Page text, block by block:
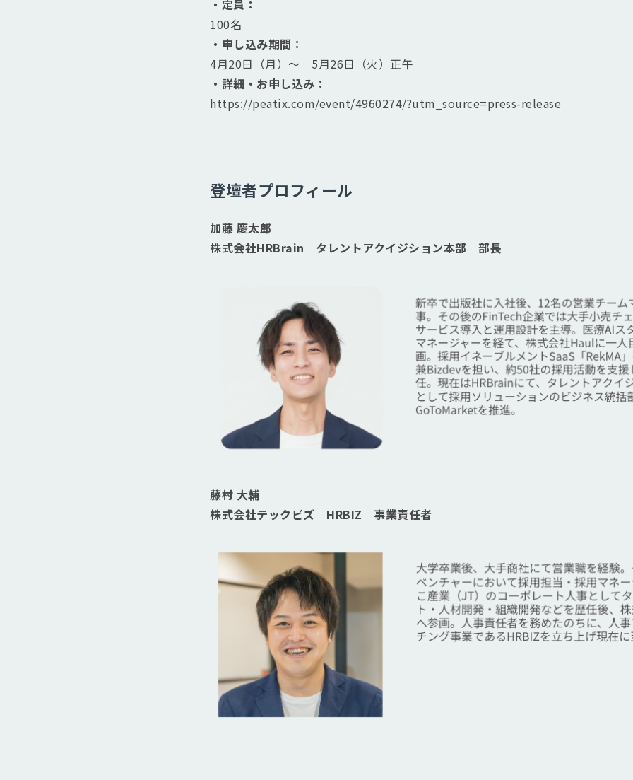
・定員：
100名
・申し込み期間：
4月20日（月）〜 5月26日（火）正午
・詳細・お申し込み：
https://peatix.com/event/4960274/?utm_source=press-release
登壇者プロフィール
加藤 慶太郎
株式会社HRBrain タレントアクイジション本部 部長
藤村 大輔
株式会社テックビズ HRBIZ 事業責任者